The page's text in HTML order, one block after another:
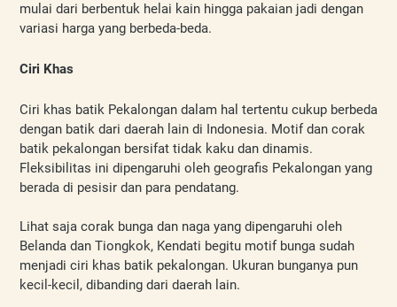
mulai dari berbentuk helai kain hingga pakaian jadi dengan
variasi harga yang berbeda-beda.
Ciri Khas
Ciri khas batik Pekalongan dalam hal tertentu cukup berbeda
dengan batik dari daerah lain di Indonesia. Motif dan corak
batik pekalongan bersifat tidak kaku dan dinamis.
Fleksibilitas ini dipengaruhi oleh geografis Pekalongan yang
berada di pesisir dan para pendatang.
Lihat saja corak bunga dan naga yang dipengaruhi oleh
Belanda dan Tiongkok, Kendati begitu motif bunga sudah
menjadi ciri khas batik pekalongan. Ukuran bunganya pun
kecil-kecil, dibanding dari daerah lain.